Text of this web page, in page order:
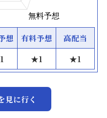
想 有料予想
高配当
1 ★1 ★1
見に行く